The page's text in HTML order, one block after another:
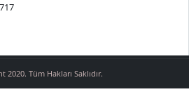
2020. Tüm Hakları Saklıdır.